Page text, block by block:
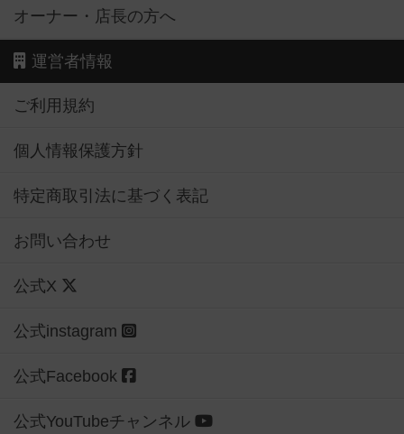
オーナー・店長の方へ
運営者情報
ご利用規約
個人情報保護方針
特定商取引法に基づく表記
お問い合わせ
公式X
公式instagram
公式Facebook
公式YouTubeチャンネル